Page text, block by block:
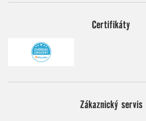
Certifikáty
Zákaznický servis